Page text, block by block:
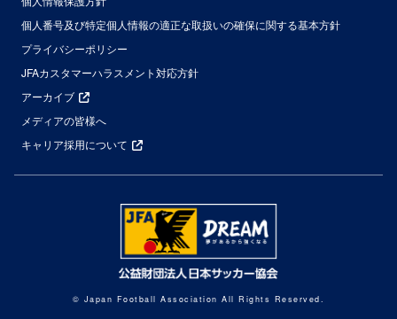
個人番号及び特定個人情報の適正な取扱いの確保に関する基本方針
プライバシーポリシー
JFAカスタマーハラスメント対応方針
アーカイブ
メディアの皆様へ
キャリア採用について
© Japan Football Association All Rights Reserved.